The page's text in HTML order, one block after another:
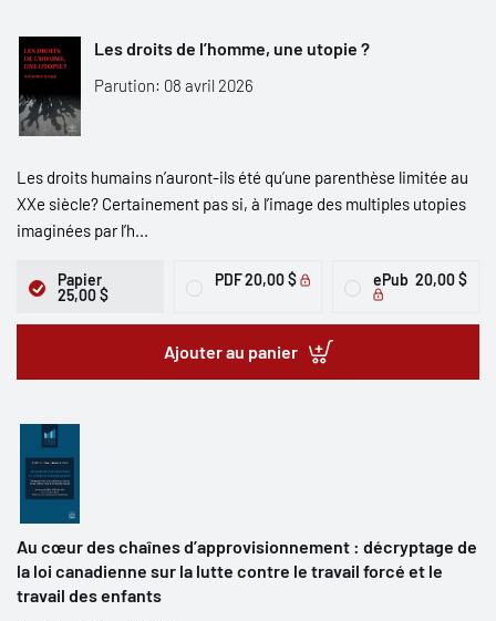
Les droits de l’homme, une utopie ?
Parution: 08 avril 2026
Les droits humains n’auront-ils été qu’une parenthèse limitée au
XXe siècle? Certainement pas si, à l’image des multiples utopies
imaginées par l’h...
Papier
25,00 $
PDF20,00 $ ePub 20,00 $
Ajouter au panier
Au cœur des chaînes d’approvisionnement : décryptage de
la loi canadienne sur la lutte contre le travail forcé et le
travail des enfants